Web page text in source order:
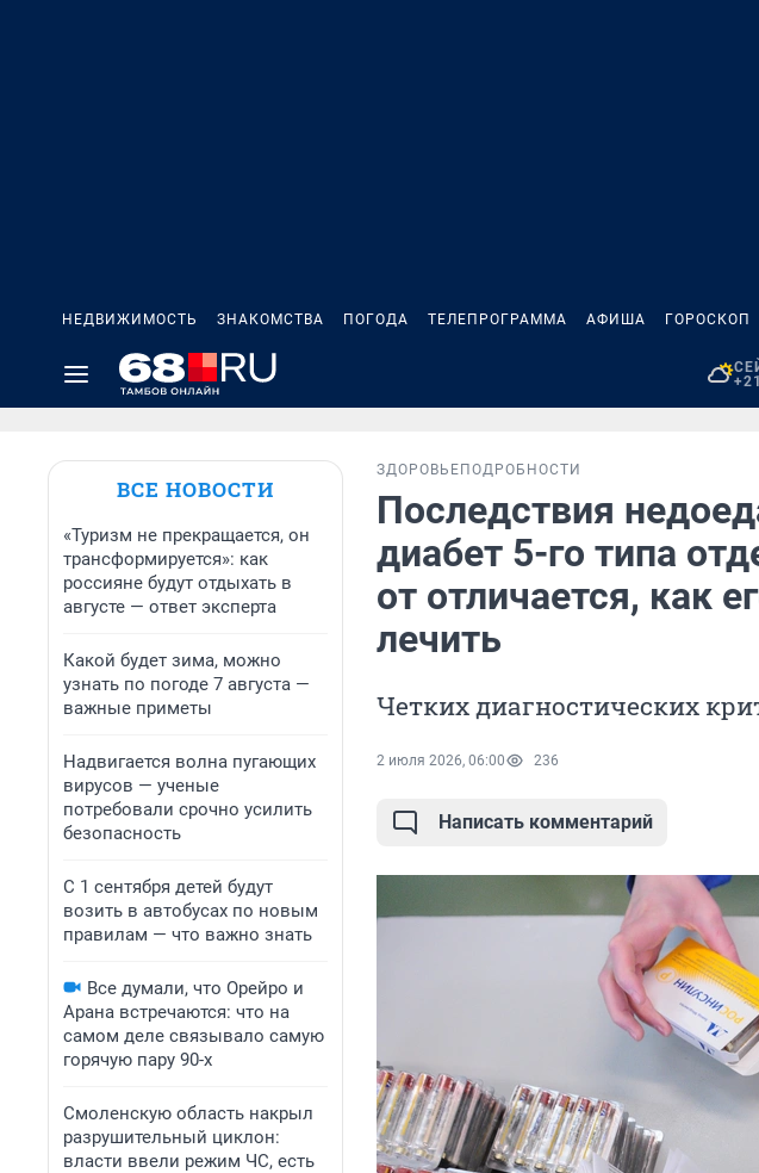
НЕДВИЖИМОСТЬ ЗНАКОМСТВА ПОГОДА ТЕЛЕПРОГРАММА АФИША ГОРОСКОП
ВСЕ НОВОСТИ
«Туризм не прекращается, он
трансформируется»: как
россияне будут отдыхать в
августе — ответ эксперта
Какой будет зима, можно
узнать по погоде 7 августа —
важные приметы
Надвигается волна пугающих
вирусов — ученые
потребовали срочно усилить
безопасность
С 1 сентября детей будут
возить в автобусах по новым
правилам — что важно знать
Все думали, что Орейро и
Арана встречаются: что на
самом деле связывало самую
горячую пару 90-х
Смоленскую область накрыл
разрушительный циклон:
власти ввели режим ЧС, есть
ЗДОРОВЬЕ ПОДРОБНОСТИ
Последствия
диабет 5-го типа
от отличается, как
лечить
Четких диагностических
2 июля 2026, 06:00 236
Написать комментарий